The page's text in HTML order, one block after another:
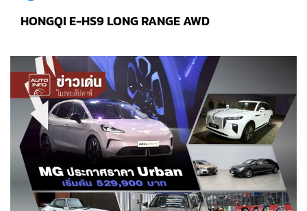
HONGQI E-HS9 LONG RANGE AWD